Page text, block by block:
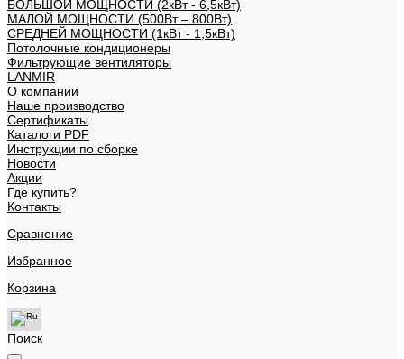
БОЛЬШОЙ МОЩНОСТИ (2кВт - 6,5кВт)
МАЛОЙ МОЩНОСТИ (500Вт – 800Вт)
СРЕДНЕЙ МОЩНОСТИ (1кВт - 1,5кВт)
Потолочные кондиционеры
Фильтрующие вентиляторы
LANMIR
О компании
Наше производство
Сертификаты
Каталоги PDF
Инструкции по сборке
Новости
Акции
Где купить?
Контакты
Сравнение
Избранное
Корзина
Поиск